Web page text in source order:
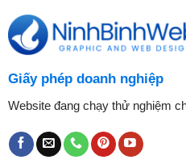
Giấy phép doanh nghiệp
Website đang chạy thử nghiệm